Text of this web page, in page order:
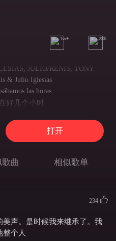
1w+ 286
JULIO/RENIS, TONY
& Julio Iglesias
las horas
好几个小时
去做的好多好多事情
discusiones
小分歧
天就亮了
so?ando con volver.
是我与你的美好过往
打开
曲 相似歌单
234
声。是时候我来继承了。我
整个人